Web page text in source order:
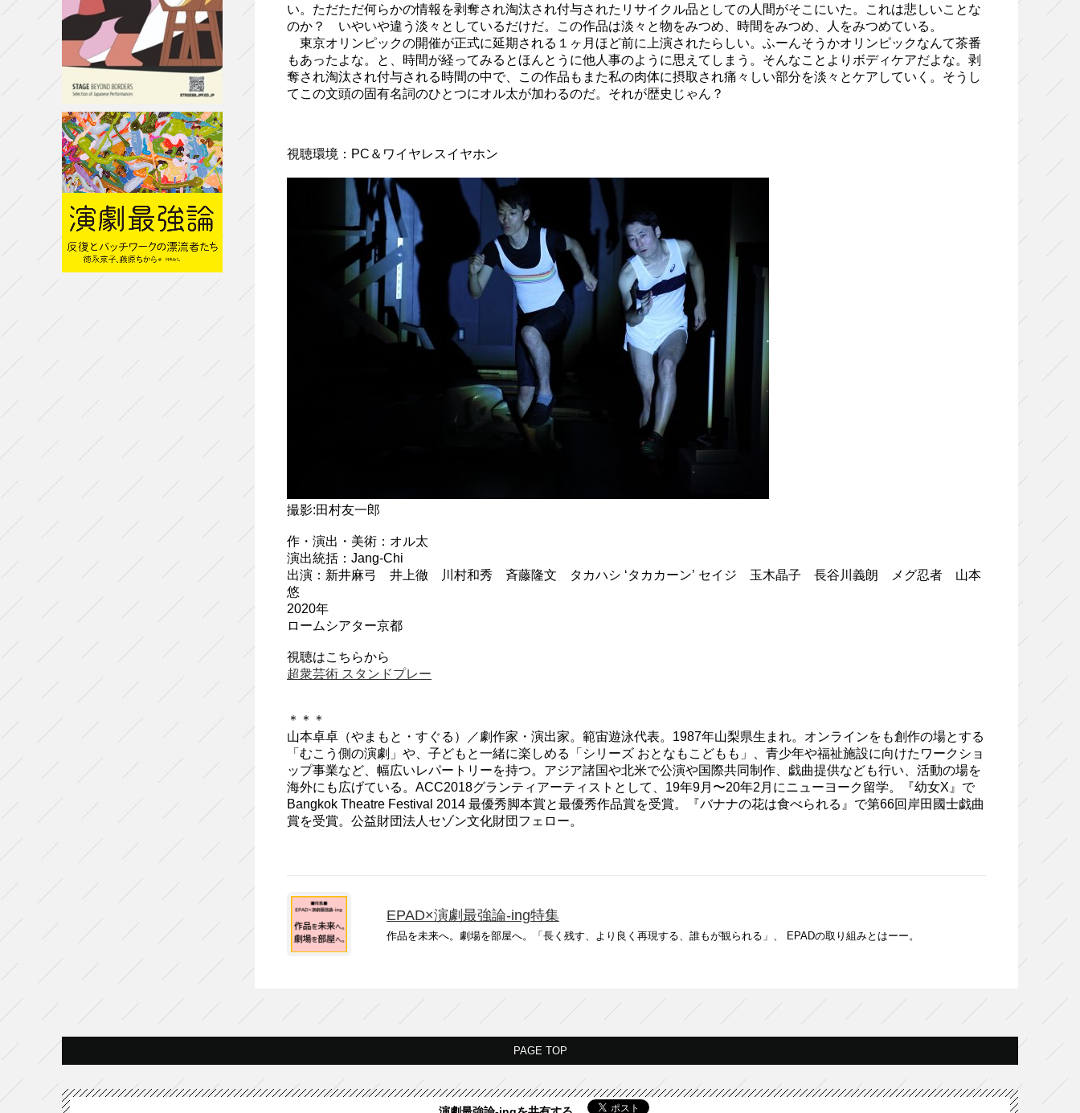
い。ただただ何らかの情報を剥奪され淘汰され付与されたリサイクル品としての人間がそこにいた。これは悲しいことな
のか？ いやいや違う淡々としているだけだ。この作品は淡々と物をみつめ、時間をみつめ、人をみつめている。
東京オリンピックの開催が正式に延期される１ヶ月ほど前に上演されたらしい。ふーんそうかオリンピックなんて茶番
もあったよな。と、時間が経ってみるとほんとうに他人事のように思えてしまう。そんなことよりボディケアだよな。剥
奪され淘汰され付与される時間の中で、この作品もまた私の肉体に摂取され痛々しい部分を淡々とケアしていく。そうし
てこの文頭の固有名詞のひとつにオル太が加わるのだ。それが歴史じゃん？
視聴環境：PC＆ワイヤレスイヤホン
撮影:田村友一郎
作・演出・美術：オル太
演出統括：Jang-Chi
出演：新井麻弓 井上徹 川村和秀 斉藤隆文 タカハシ ‘タカカーン’ セイジ 玉木晶子 長谷川義朗 メグ忍者 山本
悠
2020年
ロームシアター京都
視聴はこちらから
超衆芸術 スタンドプレー
＊＊＊
山本卓卓（やまもと・すぐる）／劇作家・演出家。範宙遊泳代表。1987年山梨県生まれ。オンラインをも創作の場とする
「むこう側の演劇」や、子どもと一緒に楽しめる「シリーズ おとなもこどもも」、青少年や福祉施設に向けたワークショ
ップ事業など、幅広いレパートリーを持つ。アジア諸国や北米で公演や国際共同制作、戯曲提供なども行い、活動の場を
海外にも広げている。ACC2018グランティアーティストとして、19年9月〜20年2月にニューヨーク留学。『幼女X』で
Bangkok Theatre Festival 2014 最優秀脚本賞と最優秀作品賞を受賞。『バナナの花は食べられる』で第66回岸田國士戯曲
賞を受賞。公益財団法人セゾン文化財団フェロー。
EPAD×演劇最強論-ing特集
作品を未来へ。劇場を部屋へ。「長く残す、より良く再現する、誰もが観られる」、 EPADの取り組みとはーー。
PAGE TOP